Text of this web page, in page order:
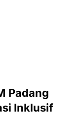
Padang
Inklusif